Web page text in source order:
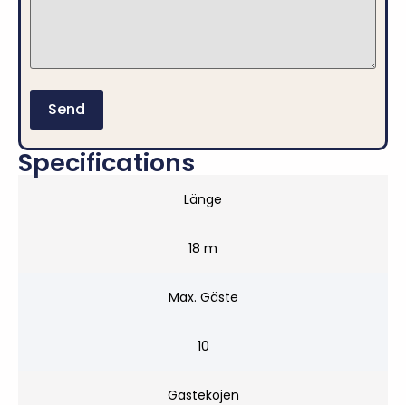
Specifications
Länge
18 m
Max. Gäste
10
Gastekojen